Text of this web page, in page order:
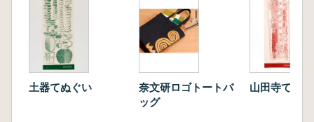
土器てぬぐい
奈文研ロゴトートバ
ッグ
山田寺てぬ